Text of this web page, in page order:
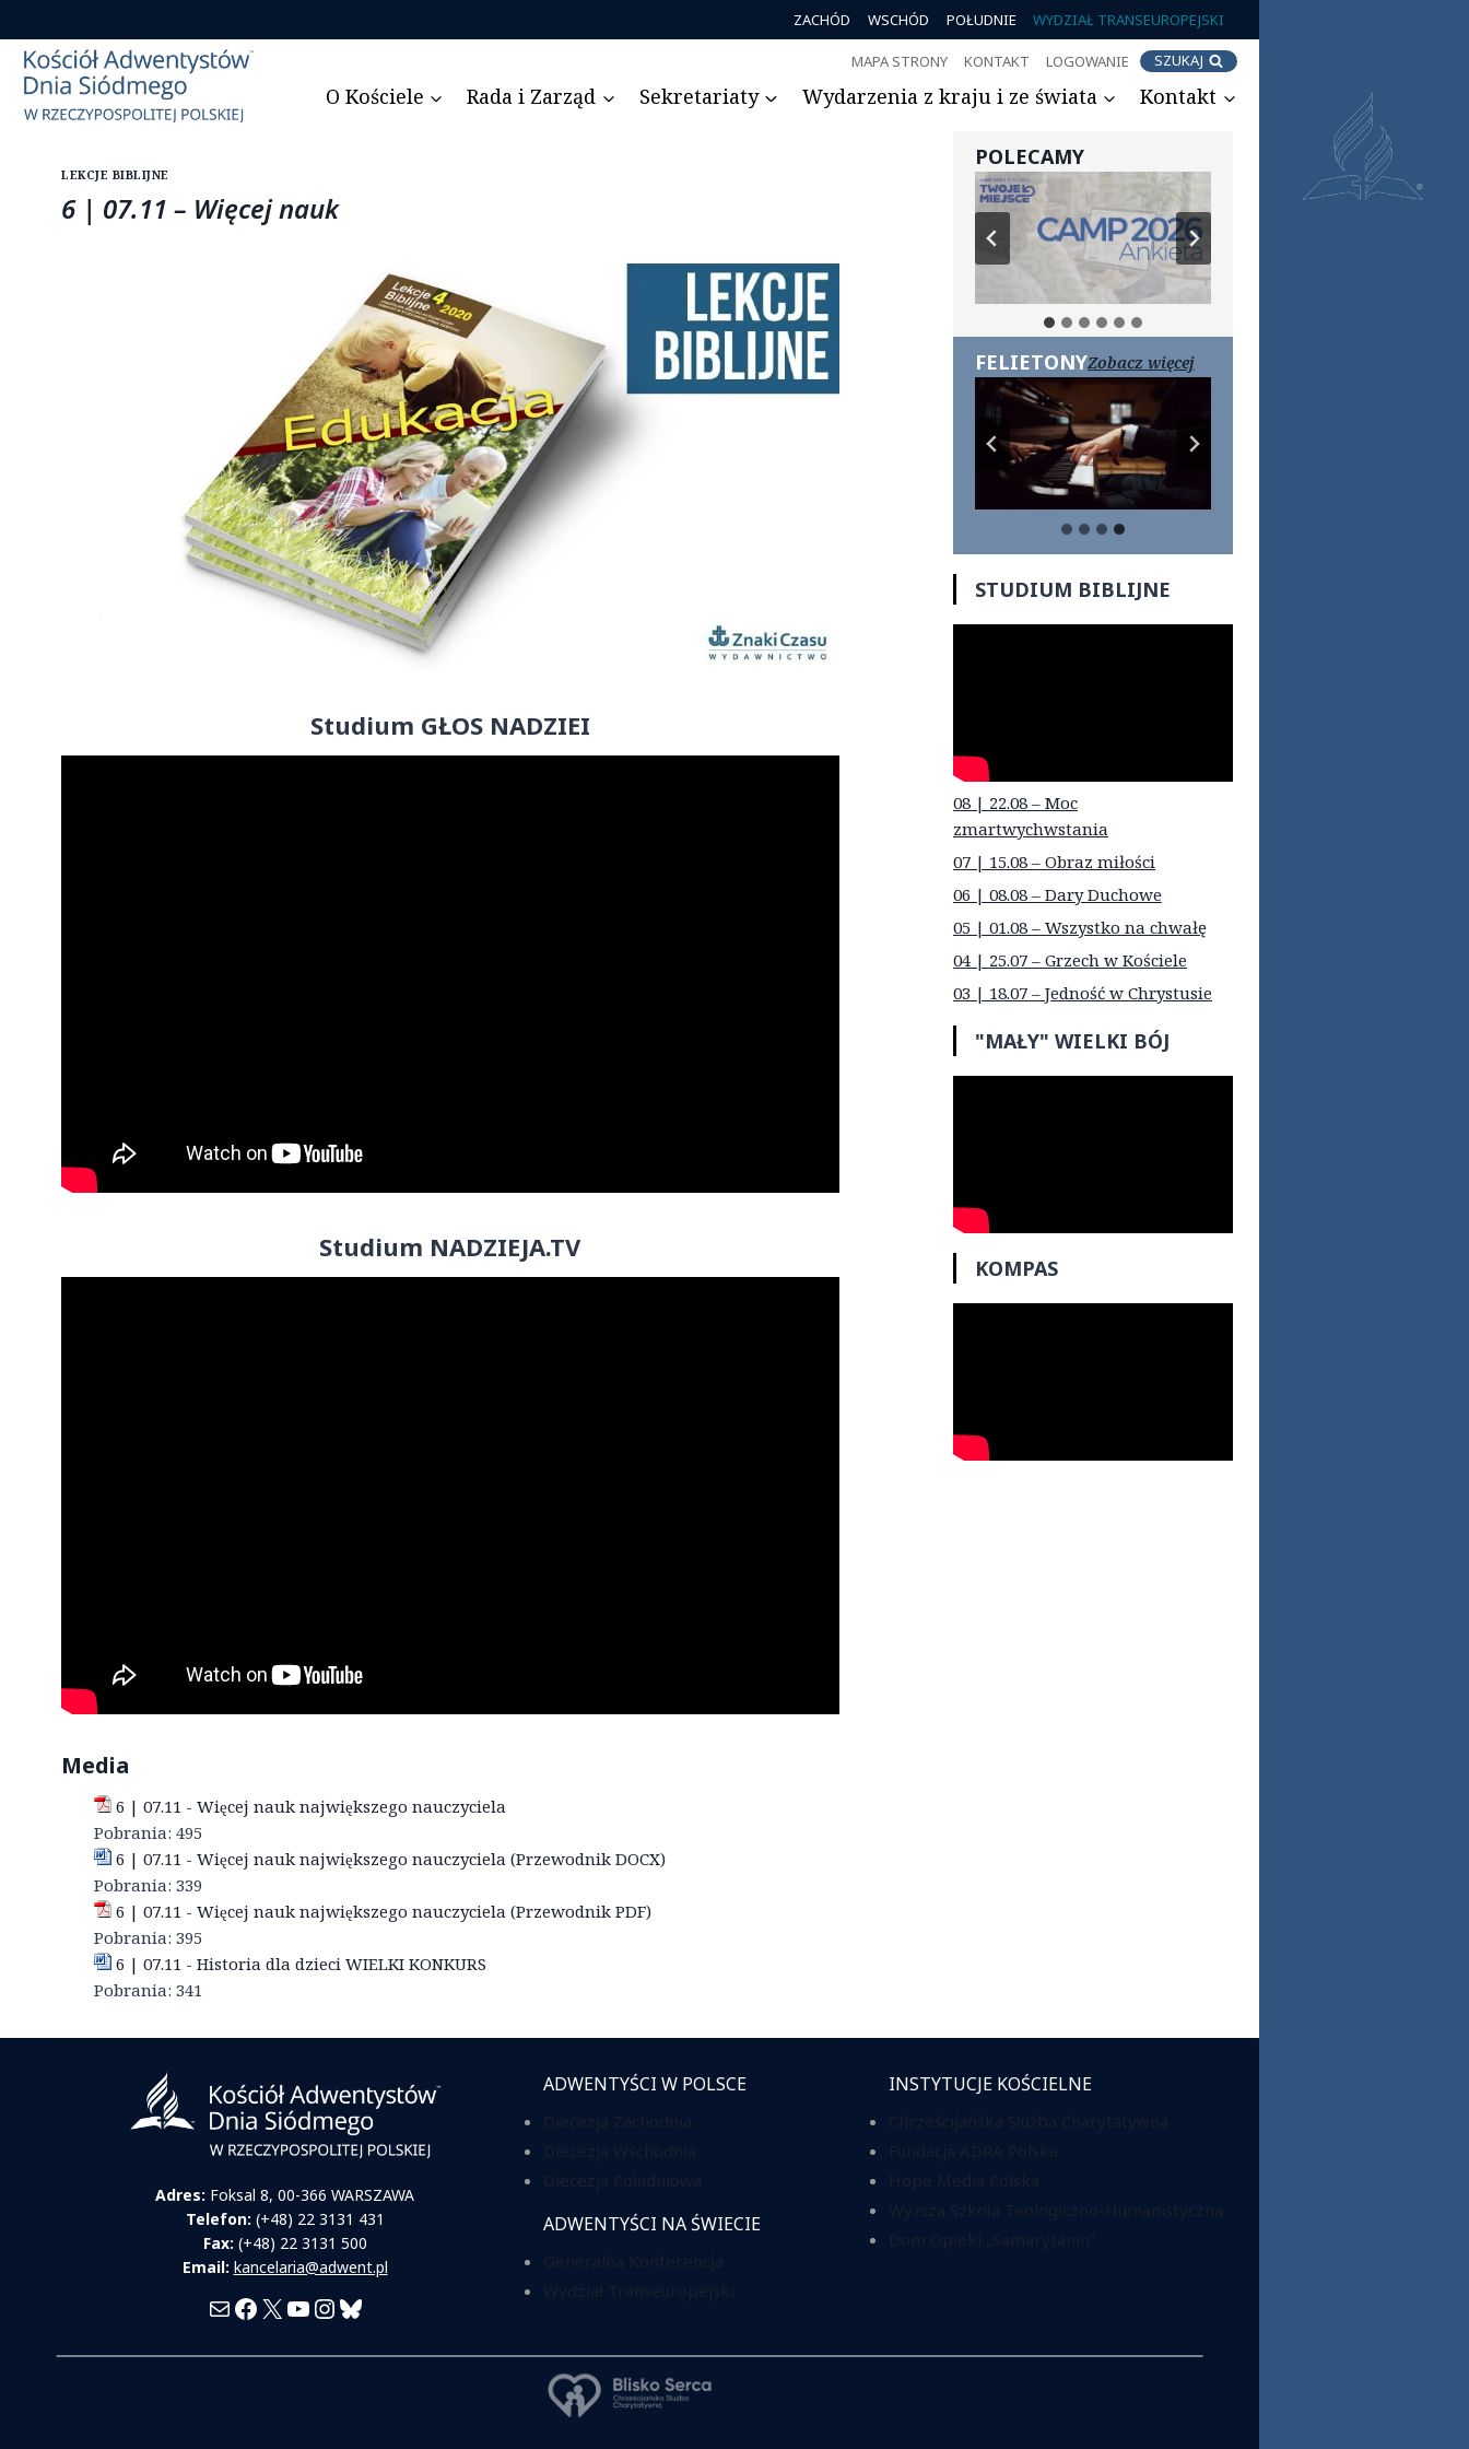
do
treści
ZACHÓD WSCHÓD POŁUDNIE WYDZIAŁ TRANSEUROPEJSKI
MAPA STRONY KONTAKT LOGOWANIE SZUKAJ
O Kościele Rada i Zarząd Sekretariaty Wydarzenia z kraju i ze świata Kontakt
LEKCJE BIBLIJNE
6 | 07.11 – Więcej nauk
Studium GŁOS NADZIEI
Studium NADZIEJA.TV
Media
6 | 07.11 - Więcej nauk największego nauczyciela
Pobrania: 495
6 | 07.11 - Więcej nauk największego nauczyciela (Przewodnik DOCX)
Pobrania: 339
6 | 07.11 - Więcej nauk największego nauczyciela (Przewodnik PDF)
Pobrania: 395
6 | 07.11 - Historia dla dzieci WIELKI KONKURS
Pobrania: 341
POLECAMY
FELIETONYZobacz więcej
STUDIUM BIBLIJNE
08 | 22.08 – Moc
zmartwychwstania
07 | 15.08 – Obraz miłości
06 | 08.08 – Dary Duchowe
05 | 01.08 – Wszystko na chwałę
04 | 25.07 – Grzech w Kościele
03 | 18.07 – Jedność w Chrystusie
"MAŁY" WIELKI BÓJ
KOMPAS
Adres: Foksal 8, 00-366 WARSZAWA
Telefon: (+48) 22 3131 431
Fax: (+48) 22 3131 500
Email: kancelaria@adwent.pl
MailFacebook
X YouTube
Instagram
Bluesky
ADWENTYŚCI W POLSCE
ADWENTYŚCI NA ŚWIECIE
INSTYTUCJE KOŚCIELNE